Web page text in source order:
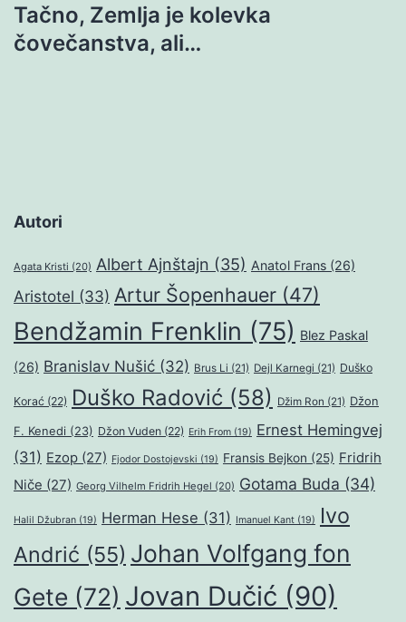
Tačno, Zemlja je kolevka
čovečanstva, ali…
Autori
Agata Kristi (20) Albert Ajnštajn (35) Anatol Frans (26)
Aristotel (33) Artur Šopenhauer (47)
Bendžamin Frenklin (75) Blez Paskal
(26) Branislav Nušić (32) Brus Li (21) Dejl Karnegi (21) Duško
Korać (22) Duško Radović (58) Džim Ron (21) Džon
F. Kenedi (23) Džon Vuden (22) Erih From (19) Ernest Hemingvej
(31) Ezop (27) Fjodor Dostojevski (19) Fransis Bejkon (25) Fridrih
Niče (27) Georg Vilhelm Fridrih Hegel (20) Gotama Buda (34)
Halil Džubran (19) Herman Hese (31) Imanuel Kant (19)
Ivo
Andrić (55) Johan Volfgang fon
Gete (72) Jovan Dučić (90)